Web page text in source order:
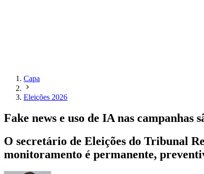
Capa
Eleições 2026
Fake news e uso de IA nas campanhas
O secretário de Eleições do Tribunal
monitoramento é permanente,